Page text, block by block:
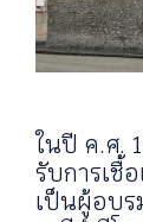
ในปี ค.ศ.
รับการเชื้
เป็นผู้อบ